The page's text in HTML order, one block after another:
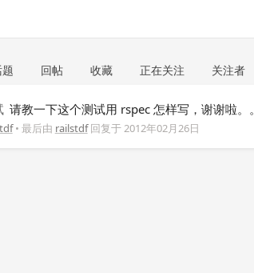
回帖 收藏 正在关注 关注者
请教一下这个测试用 rspec 怎样写，谢谢啦。。
• 最后由 railstdf回复于2012年02月26日